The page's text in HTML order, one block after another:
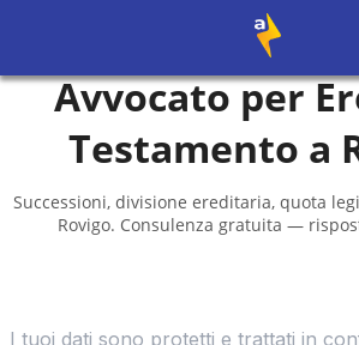
Avvocato per
Testamento a
Successioni, divisione ereditaria, quota
Rovigo. Consulenza gratuita —